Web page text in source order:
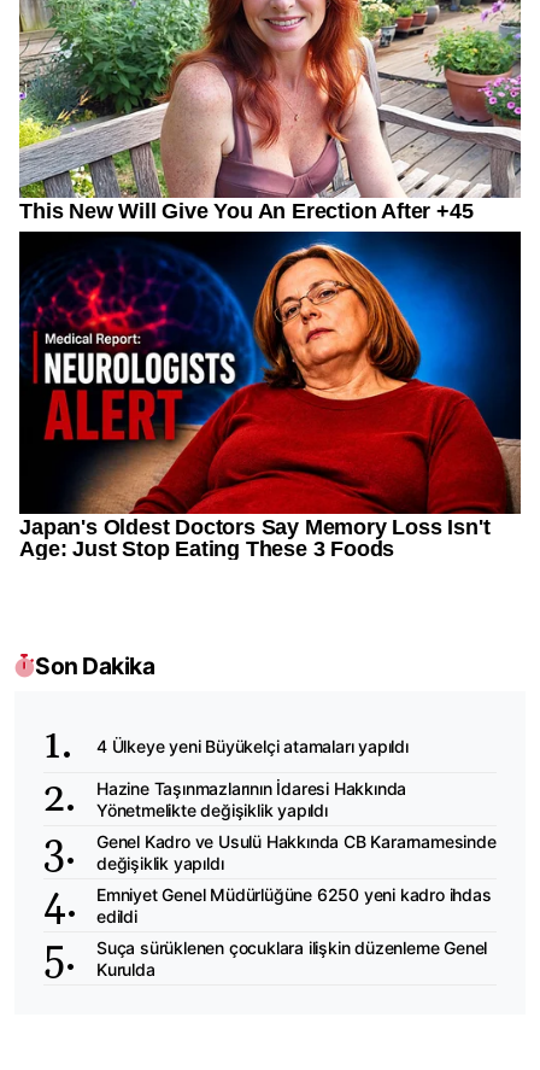
Son Dakika
4 Ülkeye yeni Büyükelçi atamaları yapıldı
Hazine Taşınmazlarının İdaresi Hakkında
Yönetmelikte değişiklik yapıldı
Genel Kadro ve Usulü Hakkında CB Kararnamesinde
değişiklik yapıldı
Emniyet Genel Müdürlüğüne 6250 yeni kadro ihdas
edildi
Suça sürüklenen çocuklara ilişkin düzenleme Genel
Kurulda